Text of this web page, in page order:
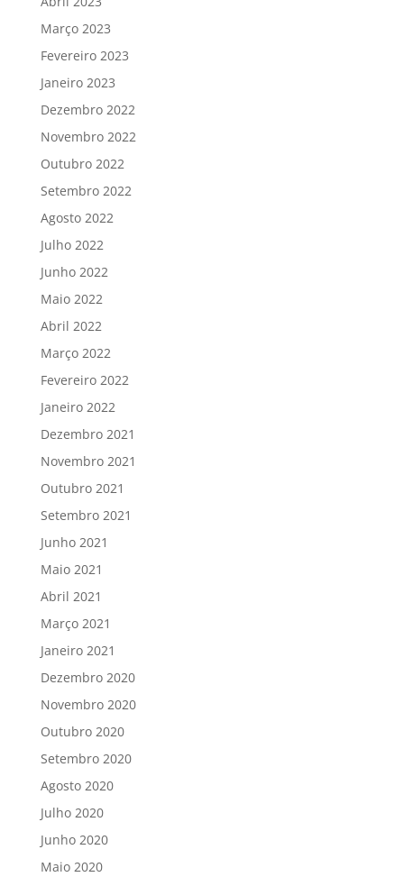
Março 2023
Fevereiro 2023
Janeiro 2023
Dezembro 2022
Novembro 2022
Outubro 2022
Setembro 2022
Agosto 2022
Julho 2022
Junho 2022
Maio 2022
Abril 2022
Março 2022
Fevereiro 2022
Janeiro 2022
Dezembro 2021
Novembro 2021
Outubro 2021
Setembro 2021
Junho 2021
Maio 2021
Abril 2021
Março 2021
Janeiro 2021
Dezembro 2020
Novembro 2020
Outubro 2020
Setembro 2020
Agosto 2020
Julho 2020
Junho 2020
Maio 2020